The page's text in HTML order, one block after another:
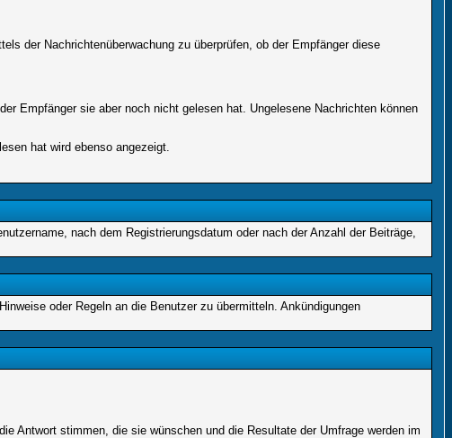
der Nachrichtenüberwachung zu überprüfen, ob der Empfänger diese
Empfänger sie aber noch nicht gelesen hat. Ungelesene Nachrichten können
hat wird ebenso angezeigt.
nach dem Registrierungsdatum oder nach der Anzahl der Beiträge,
oder Regeln an die Benutzer zu übermitteln. Ankündigungen
Antwort stimmen, die sie wünschen und die Resultate der Umfrage werden im